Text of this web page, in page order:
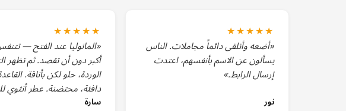
★★★★★
«أضعه وأتلقى دائماً مجاملات. الناس
يسألون عن الاسم بأنفسهم، اعتدت
إرسال الرابط.»
نور
★★★★★
«المانوليا عند الفتح —
أكبر دون أن تقصد. ثم تظهر
الوردة، حلو لكن بأناقة.
دافئة، محتضنة. عطر أنثوي
سارة